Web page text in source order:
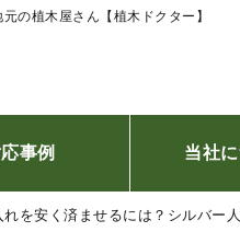
の植木屋さん【植木ドクター】
事例
様の声
当社
店
れを安く済ませるには？シルバー